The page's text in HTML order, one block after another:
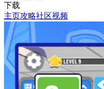
下载
主页攻略社区视频